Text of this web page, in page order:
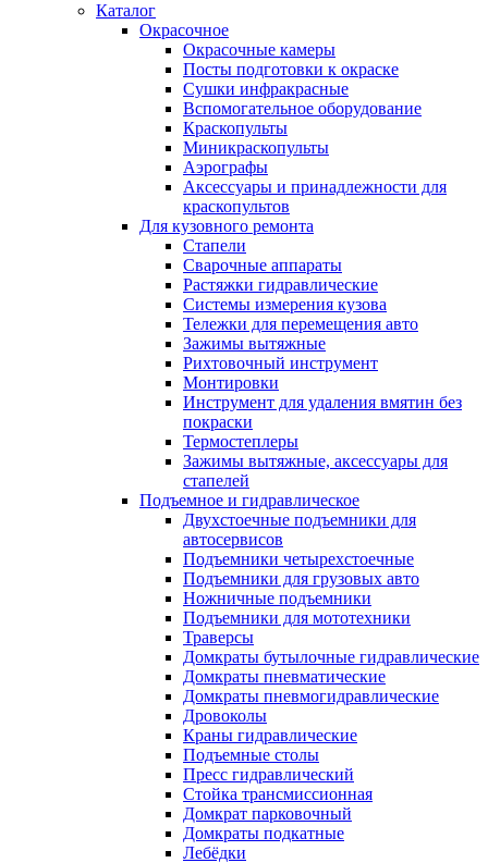
Каталог
Окрасочное
Окрасочные камеры
Посты подготовки к окраске
Сушки инфракрасные
Вспомогательное оборудование
Краскопульты
Миникраскопульты
Аэрографы
Аксессуары и принадлежности для
краскопультов
Для кузовного ремонта
Стапели
Сварочные аппараты
Растяжки гидравлические
Системы измерения кузова
Тележки для перемещения авто
Зажимы вытяжные
Рихтовочный инструмент
Монтировки
Инструмент для удаления вмятин без
покраски
Термостеплеры
Зажимы вытяжные, аксессуары для
стапелей
Подъемное и гидравлическое
Двухстоечные подъемники для
автосервисов
Подъемники четырехстоечные
Подъемники для грузовых авто
Ножничные подъемники
Подъемники для мототехники
Траверсы
Домкраты бутылочные гидравлические
Домкраты пневматические
Домкраты пневмогидравлические
Дровоколы
Краны гидравлические
Подъемные столы
Пресс гидравлический
Стойка трансмиссионная
Домкрат парковочный
Домкраты подкатные
Лебёдки